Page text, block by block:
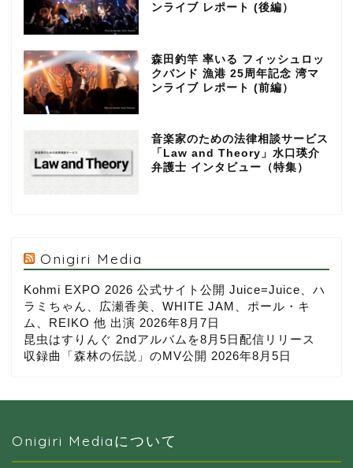
ンライブ レポート (後編）
森田釣竿 率いる フィッシュロッ
クバンド 漁港 25周年記念 湾マ
ンライブ レポート (前編）
音楽家のための法律相談サービス
「Law and Theory」水口瑛介
弁護士 インタビュー（特集）
Onigiri Media
Kohmi EXPO 2026 公式サイト公開 Juice=Juice、ハ
ラミちゃん、広瀬香美、WHITE JAM、ポール・キ
ム、REIKO 他 出演 2026年8月7日
昆虫はすりんぐ 2ndアルバムを8月5日配信リリース
収録曲「森林の伝説」のMV公開 2026年8月5日
Onigiri Mediaについて